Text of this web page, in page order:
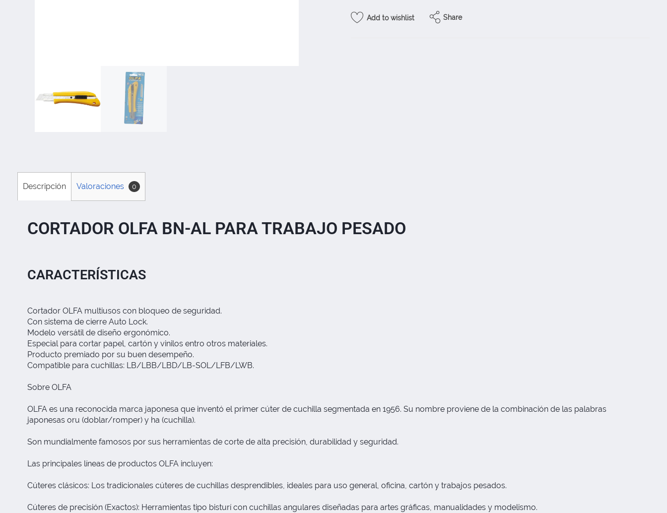
Add to wishlist Share
Descripción Valoraciones 0
CORTADOR OLFA BN-AL PARA TRABAJO PESADO
CARACTERÍSTICAS
Cortador OLFA multiusos con bloqueo de seguridad.
Con sistema de cierre Auto Lock.
Modelo versátil de diseño ergonómico.
Especial para cortar papel, cartón y vinilos entro otros materiales.
Producto premiado por su buen desempeño.
Compatible para cuchillas: LB/LBB/LBD/LB-SOL/LFB/LWB.
Sobre OLFA
OLFA es una reconocida marca japonesa que inventó el primer cúter de cuchilla segmentada en 1956. Su nombre proviene de la combinación de las palabras
japonesas oru (doblar/romper) y ha (cuchilla).
Son mundialmente famosos por sus herramientas de corte de alta precisión, durabilidad y seguridad.
Las principales líneas de productos OLFA incluyen:
Cúteres clásicos: Los tradicionales cúteres de cuchillas desprendibles, ideales para uso general, oficina, cartón y trabajos pesados.
Cúteres de precisión (Exactos): Herramientas tipo bisturí con cuchillas angulares diseñadas para artes gráficas, manualidades y modelismo.